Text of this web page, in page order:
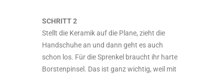
SCHRITT 2
Stellt die Keramik auf die Plane, zieht die
Handschuhe an und dann geht es auch
schon los. Für die Sprenkel braucht ihr harte
Borstenpinsel. Das ist ganz wichtig, weil mit